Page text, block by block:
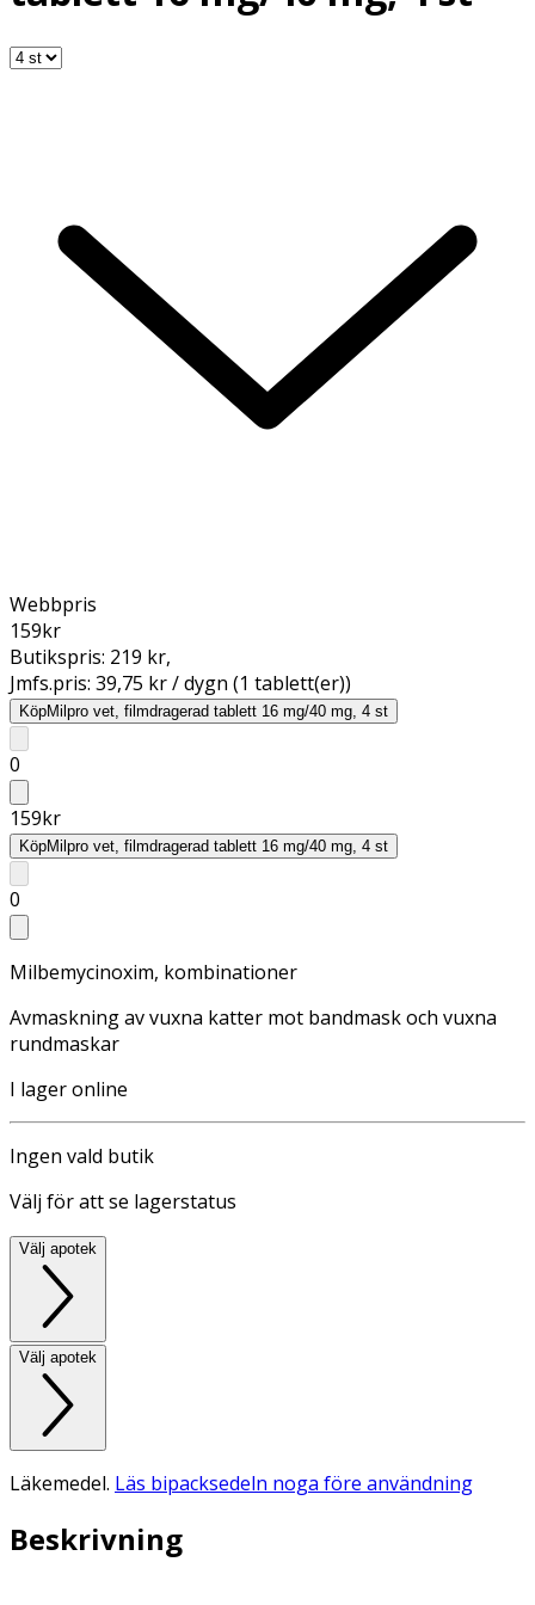
Webbpris
159kr
Butikspris: 219 kr,
Jmfs.pris: 39,75 kr / dygn (1 tablett(er))
KöpMilpro vet, filmdragerad tablett 16 mg/40 mg, 4 st
0
159kr
KöpMilpro vet, filmdragerad tablett 16 mg/40 mg, 4 st
0
Milbemycinoxim, kombinationer
Avmaskning av vuxna katter mot bandmask och vuxna
rundmaskar
I lager online
Ingen vald butik
Välj för att se lagerstatus
Välj apotek
Välj apotek
Läkemedel. Läs bipacksedeln noga före användning
Beskrivning